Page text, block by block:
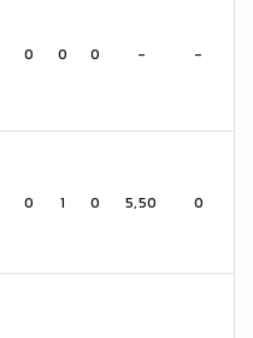
0 0 0 - -
0 1 0 5,50 0